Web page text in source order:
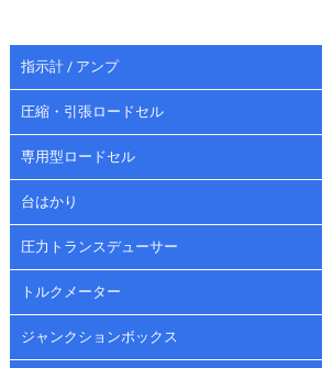
指示計 / アンプ
圧縮・引張ロードセル
専用型ロードセル
台はかり
圧力トランスデューサー
トルクメーター
ジャンクションボックス